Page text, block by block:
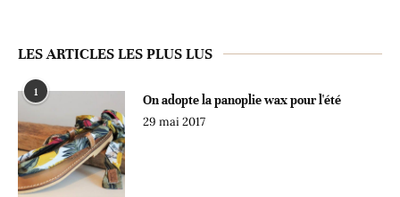
LES ARTICLES LES PLUS LUS
1
On adopte la panoplie wax pour l'été
29 mai 2017